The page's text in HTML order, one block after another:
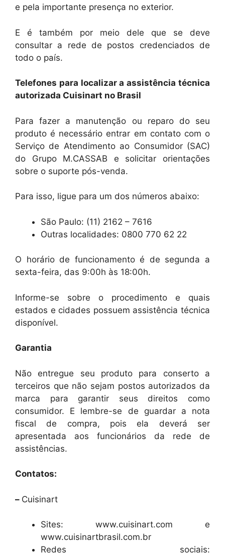
e pela importante presença no exterior.
E é também por meio dele que se deve
consultar a rede de postos credenciados de
todo o país.
Telefones para localizar a assistência técnica
autorizada Cuisinart no Brasil
Para fazer a manutenção ou reparo do seu
produto é necessário entrar em contato com o
Serviço de Atendimento ao Consumidor (SAC)
do Grupo M.CASSAB e solicitar orientações
sobre o suporte pós-venda.
Para isso, ligue para um dos números abaixo:
São Paulo: (11) 2162 – 7616
Outras localidades: 0800 770 62 22
O horário de funcionamento é de segunda a
sexta-feira, das 9:00h às 18:00h.
Informe-se sobre o procedimento e quais
estados e cidades possuem assistência técnica
disponível.
Garantia
Não entregue seu produto para conserto a
terceiros que não sejam postos autorizados da
marca para garantir seus direitos como
consumidor. E lembre-se de guardar a nota
fiscal de compra, pois ela deverá ser
apresentada aos funcionários da rede de
assistências.
Contatos:
– Cuisinart
Sites: www.cuisinart.com e
www.cuisinartbrasil.com.br
Redes sociais: